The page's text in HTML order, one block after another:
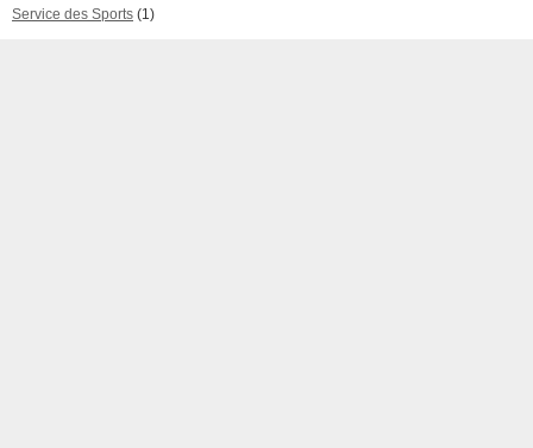
Service des Sports (1)